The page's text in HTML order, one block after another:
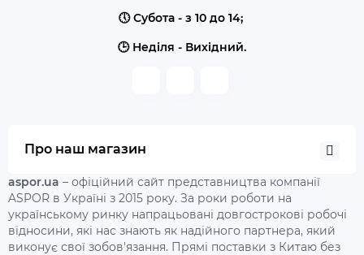
🕔 Субота - з 10 до 14;
🕒 Неділя - Вихідний.
Про наш магазин
aspor.ua – офіційний сайт представництва компанії
ASPOR в Україні з 2015 року. За роки роботи на
українському ринку напрацьовані довгострокові робочі
відносини, які нас знають як надійного партнера, який
виконує свої зобов'язання. Прямі поставки з Китаю без